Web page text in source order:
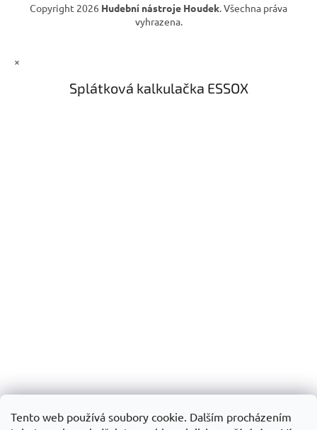
Tento web používá soubory cookie. Dalším procházením
Copyright 2026 Hudební nástroje Houdek. Všechna práva
vyhrazena.
×
Splátková kalkulačka ESSOX